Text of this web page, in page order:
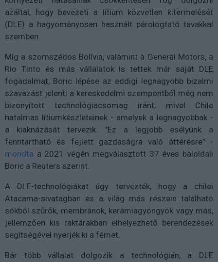
azáltal, hogy bevezeti a lítium közvetlen kitermelését
(DLE) a hagyományosan használt párologtató tavakkal
szemben.
Míg a szomszédos Bolívia, valamint a General Motors, a
Rio Tinto és más vállalatok is tettek már saját DLE
fogadalmat, Boric lépése az eddigi legnagyobb bizalmi
szavazást jelenti a kereskedelmi szempontból még nem
bizonyított technológiacsomag iránt, mivel Chile
hatalmas lítiumkészleteinek - amelyek a legnagyobbak -
a kiaknázását tervezik. "Ez a legjobb esélyünk a
fenntartható és fejlett gazdaságra való áttérésre" -
mondta a 2021 végén megválasztott 37 éves baloldali
Boric a Reuters szerint.
A DLE-technológiákat úgy tervezték, hogy a chilei
Atacama-sivatagban és a világ más részein található
sókból szűrők, membránok, kerámiagyöngyök vagy más,
jellemzően kis raktárakban elhelyezhető berendezések
segítségével nyerjék ki a fémet.
Bár több vállalat dolgozik a technológián, a DLE